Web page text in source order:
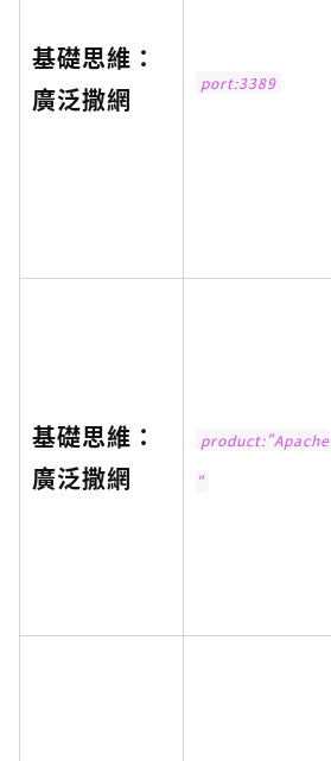
基礎思維：
廣泛撒網
port:3389
基礎思維：
廣泛撒網
product:"Apache
"